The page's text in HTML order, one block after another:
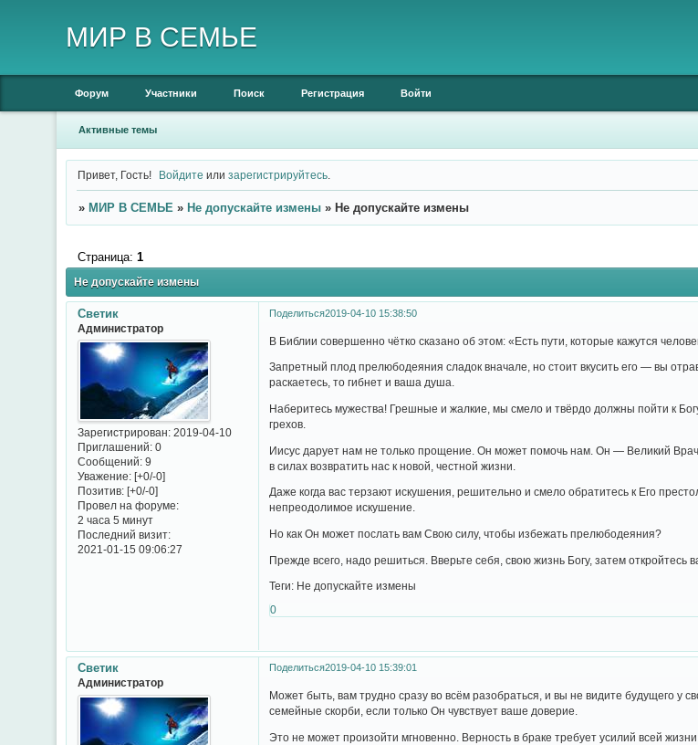
МИР В СЕМЬЕ
Форум Участники Поиск Регистрация Войти
Активные темы
Привет, Гость! Войдите илизарегистрируйтесь
» МИР В СЕМЬЕ » Не допускайте измены » Не допускайте измены
Не допускайте измены
Страница: 1
Поделиться2019-04-10 15:38:50
Светик
Администратор
Зарегистрирован: 2019-04-10
Приглашений:0
Сообщений:9
Уважение: [+0/-0]
Позитив: [+0/-0]
Провел на форуме:
2 часа 5 минут
Последний визит:
2021-01-15 09:06:27
В Библии совершенно чётко сказано об этом: «Есть пути, которые кажутся
Запретный плод прелюбодеяния сладок вначале, но стоит вкусить его — вы
раскаетесь, то гибнет и ваша душа.
Наберитесь мужества! Грешные и жалкие, мы смело и твёрдо должны пойти к
грехов.
Иисус дарует нам не только прощение. Он может помочь нам. Он — Великий
в силах возвратить нас к новой, честной жизни.
Даже когда вас терзают искушения, решительно и смело обратитесь к Его
непреодолимое искушение.
Но как Он может послать вам Свою силу, чтобы избежать прелюбодеяния?
Прежде всего, надо решиться. Вверьте себя, свою жизнь Богу, затем откройтесь
Теги: Не допускайте измены
0
Поделиться2019-04-10 15:39:01
Светик
Администратор
Может быть, вам трудно сразу во всём разобраться, и вы не видите будущего у
семейные скорби, если только Он чувствует ваше доверие.
Это не может произойти мгновенно. Верность в браке требует усилий всей